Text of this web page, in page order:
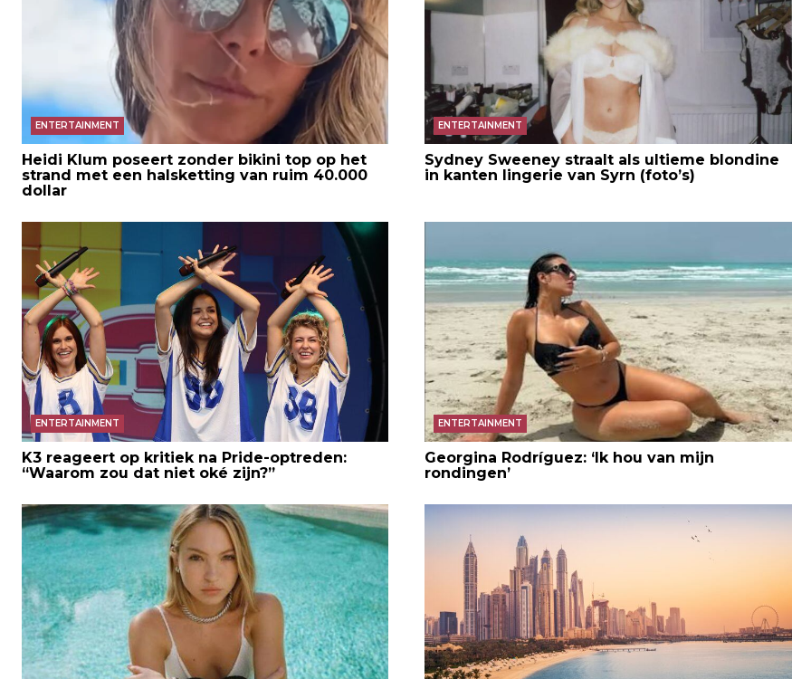
ENTERTAINMENT
Heidi Klum poseert zonder bikini top op het
strand met een halsketting van ruim 40.000
dollar
ENTERTAINMENT
Sydney Sweeney straalt als ultieme blondine
in kanten lingerie van Syrn (foto’s)
ENTERTAINMENT
K3 reageert op kritiek na Pride-optreden:
“Waarom zou dat niet oké zijn?”
ENTERTAINMENT
Georgina Rodríguez: ‘Ik hou van mijn
rondingen’